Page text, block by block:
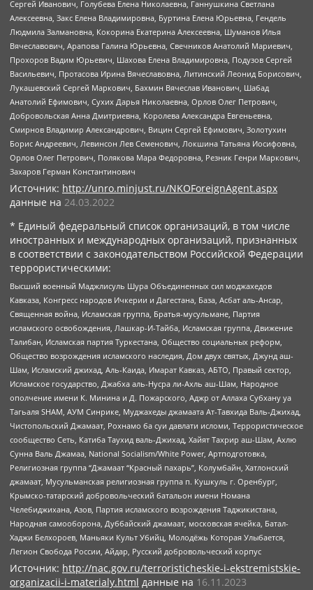
Сергей Иванович, Голубева Елена Николаевна, Ганнушкина Светлана
Алексеевна, Закс Елена Владимировна, Буртина Елена Юрьевна, Гендель
Людмила Залмановна, Кокорина Екатерина Алексеевна, Шуманов Илья
Вячеславович, Арапова Галина Юрьевна, Свечников Анатолий Мариевич,
Прохоров Вадим Юрьевич, Шахова Елена Владимировна, Подузов Сергей
Васильевич, Протасова Ирина Вячеславовна, Литинский Леонид Борисович,
Лукашевский Сергей Маркович, Бахмин Вячеслав Иванович, Шабад
Анатолий Ефимович, Сухих Дарья Николаевна, Орлов Олег Петрович,
Добровольская Анна Дмитриевна, Королева Александра Евгеньевна,
Смирнов Владимир Александрович, Вицин Сергей Ефимович, Золотухин
Борис Андреевич, Левинсон Лев Семенович, Локшина Татьяна Иосифовна,
Орлов Олег Петрович, Полякова Мара Федоровна, Резник Генри Маркович,
Захаров Герман Константинович
Источник: http://unro.minjust.ru/NKOForeignAgent.aspx
данные на 24.03.2022
* Единый федеральный список организаций, в том числе
иностранных и международных организаций, признанных
в соответствии с законодательством Российской Федерации
террористическими:
Высший военный Маджлисуль Шура Объединенных сил моджахедов
Кавказа, Конгресс народов Ичкерии и Дагестана, База, Асбат аль-Ансар,
Священная война, Исламская группа, Братья-мусульмане, Партия
исламского освобождения, Лашкар-И-Тайба, Исламская группа, Движение
Талибан, Исламская партия Туркестана, Общество социальных реформ,
Общество возрождения исламского наследия, Дом двух святых, Джунд аш-
Шам, Исламский джихад, Аль-Каида, Имарат Кавказ, АБТО, Правый сектор,
Исламское государство, Джабха аль-Нусра ли-Ахль аш-Шам, Народное
ополчение имени К. Минина и Д. Пожарского, Аджр от Аллаха Субхану уа
Тагьаля SHAM, АУМ Синрике, Муджахеды джамаата Ат-Тавхида Валь-Джихад,
Чистопольский Джамаат, Рохнамо ба суи давлати исломи, Террористическое
сообщество Сеть, Катиба Таухид валь-Джихад, Хайят Тахрир аш-Шам, Ахлю
Сунна Валь Джамаа, National Socialism/White Power, Артподготовка,
Религиозная группа “Джамаат “Красный пахарь”, Колумбайн, Хатлонский
джамаат, Мусульманская религиозная группа п. Кушкуль г. Оренбург,
Крымско-татарский добровольческий батальон имени Номана
Челебиджихана, Азов, Партия исламского возрождения Таджикистана,
Народная самооборона, Дуббайский джамаат, московская ячейка, Батал-
Хаджи Белхороев, Маньяки Культ Убийц, Молодёжь Которая Улыбается,
Легион Свобода России, Айдар, Русский добровольческий корпус
Источник: http://nac.gov.ru/terroristicheskie-i-ekstremistskie-
organizacii-i-materialy.html данные на 16.11.2023